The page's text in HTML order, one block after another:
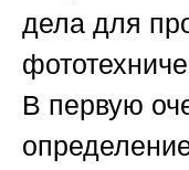
дела для
В первую